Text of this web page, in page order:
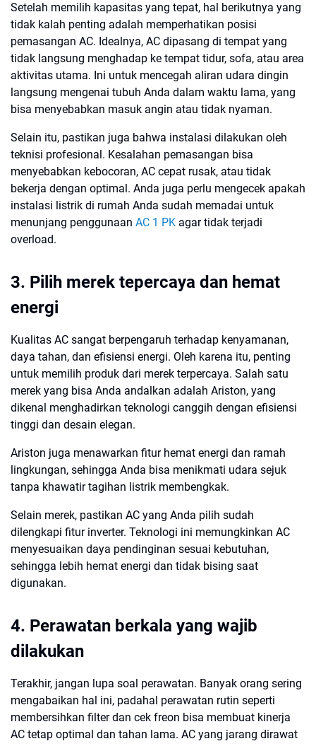
Setelah memilih kapasitas yang tepat, hal berikutnya yang
tidak kalah penting adalah memperhatikan posisi
pemasangan AC. Idealnya, AC dipasang di tempat yang
tidak langsung menghadap ke tempat tidur, sofa, atau area
aktivitas utama. Ini untuk mencegah aliran udara dingin
langsung mengenai tubuh Anda dalam waktu lama, yang
bisa menyebabkan masuk angin atau tidak nyaman.
Selain itu, pastikan juga bahwa instalasi dilakukan oleh
teknisi profesional. Kesalahan pemasangan bisa
menyebabkan kebocoran, AC cepat rusak, atau tidak
bekerja dengan optimal. Anda juga perlu mengecek apakah
instalasi listrik di rumah Anda sudah memadai untuk
menunjang penggunaan AC 1 PK agar tidak terjadi
overload.
3. Pilih merek tepercaya dan hemat
energi
Kualitas AC sangat berpengaruh terhadap kenyamanan,
daya tahan, dan efisiensi energi. Oleh karena itu, penting
untuk memilih produk dari merek terpercaya. Salah satu
merek yang bisa Anda andalkan adalah Ariston, yang
dikenal menghadirkan teknologi canggih dengan efisiensi
tinggi dan desain elegan.
Ariston juga menawarkan fitur hemat energi dan ramah
lingkungan, sehingga Anda bisa menikmati udara sejuk
tanpa khawatir tagihan listrik membengkak.
Selain merek, pastikan AC yang Anda pilih sudah
dilengkapi fitur inverter. Teknologi ini memungkinkan AC
menyesuaikan daya pendinginan sesuai kebutuhan,
sehingga lebih hemat energi dan tidak bising saat
digunakan.
4. Perawatan berkala yang wajib
dilakukan
Terakhir, jangan lupa soal perawatan. Banyak orang sering
mengabaikan hal ini, padahal perawatan rutin seperti
membersihkan filter dan cek freon bisa membuat kinerja
AC tetap optimal dan tahan lama. AC yang jarang dirawat